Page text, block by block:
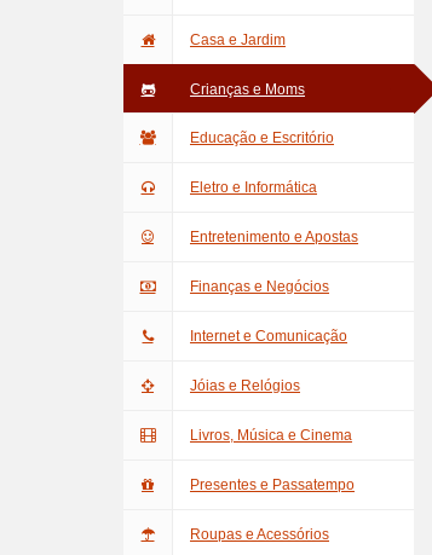
Casa e Jardim
Crianças e Moms
Educação e Escritório
Eletro e Informática
Entretenimento e Apostas
Finanças e Negócios
Internet e Comunicação
Jóias e Relógios
Livros, Música e Cinema
Presentes e Passatempo
Roupas e Acessórios